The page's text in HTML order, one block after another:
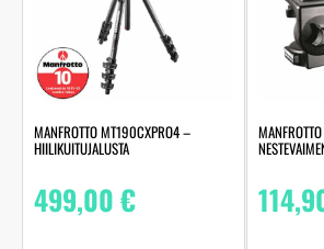
MANFROTTO MT190CXPRO4 –
HIILIKUITUJALUSTA
499,00€